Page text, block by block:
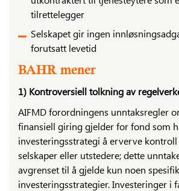
tilrettelegger
Selskapet gir ingen
forutsatt levetid
BAHR mener
1) Kontroversiell tolkning av
AIFMD forordningens unntaksregler
finansiell giring gjelder for fond som
investeringsstrategi å erverve
selskaper eller utstedere; dette
avgrenset til å gjelde kun noen
investeringsstrategier. Investeringer i